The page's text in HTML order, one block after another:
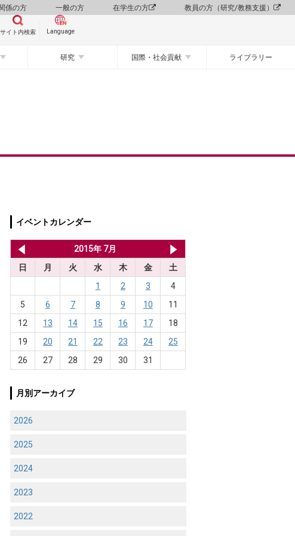
係の方 一般の方 在学生の方 教員の方（研究/教務支援）
サイト内検索 Language
研究 国際・社会貢献 ライブラリー
イベントカレンダー
2015年 7月
日
月 火 水 木 金
土
1
2 3
4
5
6 7 8 9 10
11
12
13 14 15 16 17
18
19
20 21 22 23 24
25
26
27 28 29 30 31
月別アーカイブ
2026
2025
2024
2023
2022